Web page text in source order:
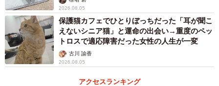
2026.08.05
保護猫カフェでひとりぼっちだった「耳が聞こ
えないシニア猫」と運命の出会い→重度のペッ
トロスで適応障害だった女性の人生が一変
古川 諭香
2026.08.05
アクセスランキング